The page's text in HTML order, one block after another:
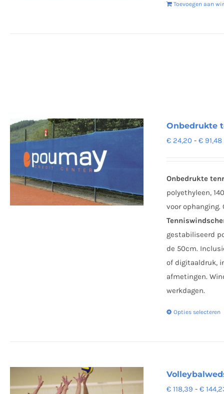
Toevoegen aan
Onbedrukte
€ 24,20 - € 91,48
Onbedrukte
polyethyleen,
voor
gestabiliseerd
de 50cm.
of digitaaldruk,
afmetingen.
werkdagen.
Opties selecteren
€ 118,39 - €